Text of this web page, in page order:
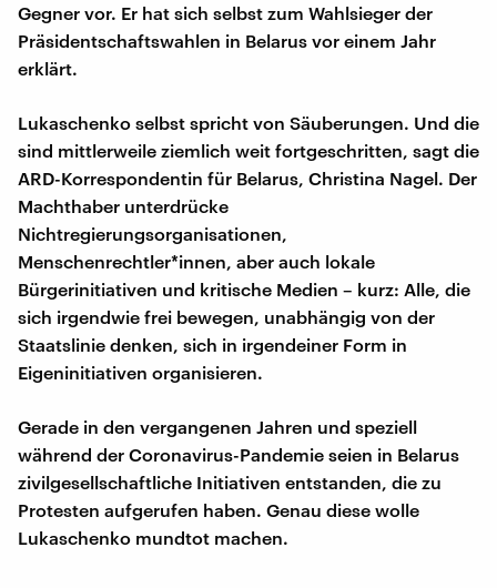
Gegner vor. Er hat sich selbst zum Wahlsieger der
Präsidentschaftswahlen in Belarus vor einem Jahr
erklärt.
Lukaschenko selbst spricht von Säuberungen. Und die
sind mittlerweile ziemlich weit fortgeschritten, sagt die
ARD-Korrespondentin für Belarus, Christina Nagel. Der
Machthaber unterdrücke
Nichtregierungsorganisationen,
Menschenrechtler*innen, aber auch lokale
Bürgerinitiativen und kritische Medien – kurz: Alle, die
sich irgendwie frei bewegen, unabhängig von der
Staatslinie denken, sich in irgendeiner Form in
Eigeninitiativen organisieren.
Gerade in den vergangenen Jahren und speziell
während der Coronavirus-Pandemie seien in Belarus
zivilgesellschaftliche Initiativen entstanden, die zu
Protesten aufgerufen haben. Genau diese wolle
Lukaschenko mundtot machen.